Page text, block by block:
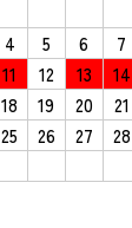
4 5 6 7
11 12 13 14
18 19 20 21
25 26 27 28